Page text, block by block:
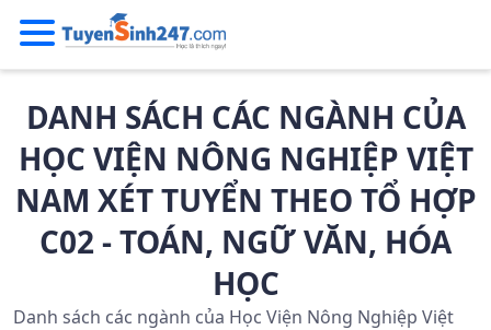
DANH SÁCH CÁC NGÀNH CỦA
HỌC VIỆN NÔNG NGHIỆP VIỆT
NAM XÉT TUYỂN THEO TỔ HỢP
C02 - TOÁN, NGỮ VĂN, HÓA
HỌC
Danh sách các ngành của Học Viện Nông Nghiệp Việt